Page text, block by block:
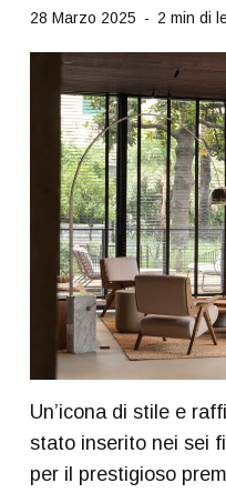
28 Marzo 2025 2 min di
Un’icona di stile e
stato inserito nei sei
per il prestigioso